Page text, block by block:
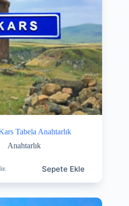
Tabela Anahtarlık
Anahtarlık
Sepete Ekle